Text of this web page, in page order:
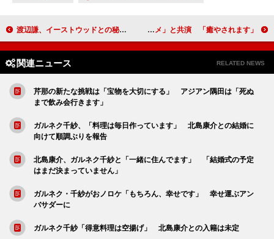
渡辺謙、イーストウッドとの秘話を語る 『許されざる者』ジャパンプレミア 忽那汐里、新ＣＭで「エイさん」「ちいサメ」と共演 「癒やされます」
関連ニュース RELATED NEWS
芹那の新たな挑戦は「宝物を大切にする」 アジアン隅田は「死ぬ
まで飲み会行きます」
ガルネク千紗、「料理は毎日作っています」 北島康介との結婚に
向けて順調ぶりを報告
北島康介、ガルネク千紗と「一緒に住んでます」 「結婚式の予定
はまだ決まっていません」
ガルネク・千紗がおノロケ「もちろん、幸せです」 幸せ運ぶアン
バサダーに
ガルネク千紗「得意料理は空揚げ」 北島康介との入籍は未定